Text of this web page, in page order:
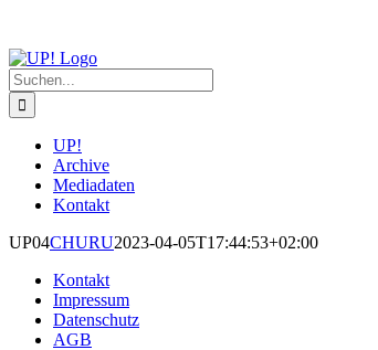
springen
Suche
nach:
UP!
Archive
Mediadaten
Kontakt
UP04CHURU2023-04-05T17:44:53+02:00
Kontakt
Impressum
Datenschutz
AGB